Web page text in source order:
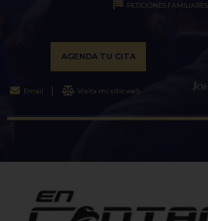
PETICIONES FAMILIARES
AGENDA TU CITA
Email Visita mi sitio web